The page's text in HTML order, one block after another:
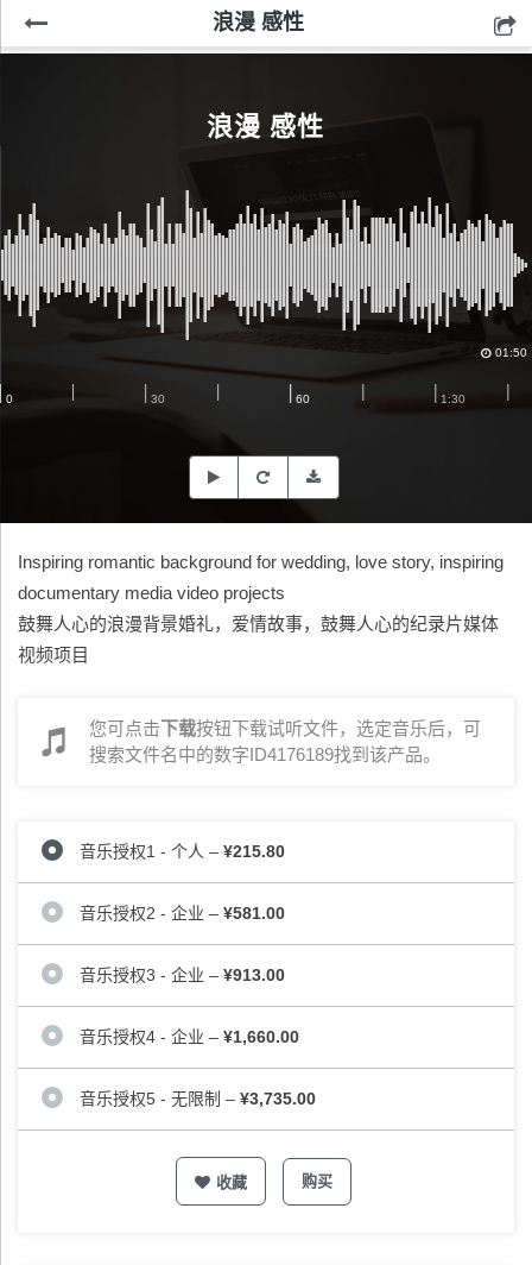
浪漫 感性
浪漫 感性
01:50
Inspiring romantic background for wedding, love story, inspiring
documentary media video projects
鼓舞人心的浪漫背景婚礼，爱情故事，鼓舞人心的纪录片媒体
视频项目
您可点击下载按钮下载试听文件，选定音乐后，可
搜索文件名中的数字ID4176189找到该产品。
音乐授权1 - 个人 – ¥215.80
音乐授权2 - 企业 – ¥581.00
音乐授权3 - 企业 – ¥913.00
音乐授权4 - 企业 – ¥1,660.00
音乐授权5 - 无限制 – ¥3,735.00
收藏 购买